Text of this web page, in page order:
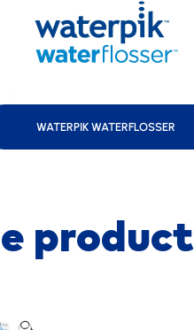
WATERPIK WATERFLOSSER